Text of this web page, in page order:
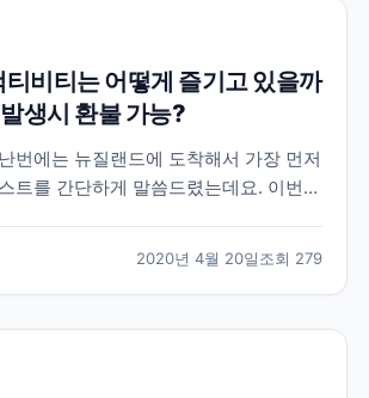
티비티는 어떻게 즐기고 있을까
생시 환불 가능?
번에는 뉴질랜드에 도착해서 가장 먼저
트를 간단하게 말씀드렸는데요. 이번에
하는데 액티비티 과연 할 수 있을지 고민
드리면 가능하지만 케이스 바이 케...
2020년 4월 20일조회 279